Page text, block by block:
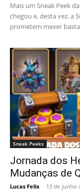
Mais um Sneak Peek
chegou e, desta vez, a
prometem mexer
Sneak Peeks
Jornada dos
Mudanças de
Lucas Felix - 13 de junho